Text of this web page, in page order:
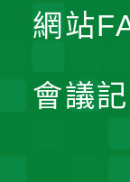
網站
會議